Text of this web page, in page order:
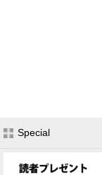
Special